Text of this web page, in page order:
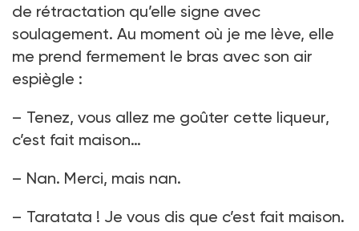
de rétractation qu’elle signe avec
soulagement. Au moment où je me lève, elle
me prend fermement le bras avec son air
espiègle :
– Tenez, vous allez me goûter cette liqueur,
c’est fait maison…
– Nan. Merci, mais nan.
– Taratata ! Je vous dis que c’est fait maison.